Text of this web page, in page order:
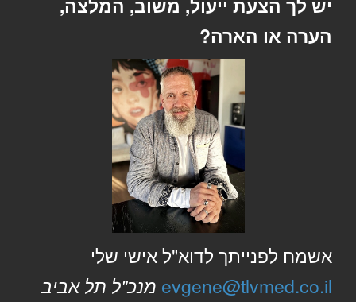
הערה או הארה?
אשמח לפנייתך לדוא"ל אישי שלי
evgene@tlvmed.co.il מנכ"ל תל אביב